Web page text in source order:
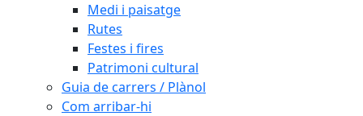
Medi i paisatge
Rutes
Festes i fires
Patrimoni cultural
Guia de carrers / Plànol
Com arribar-hi